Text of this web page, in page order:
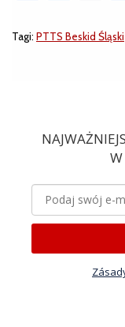
Tagi: PTTS Beskid Śląski
W